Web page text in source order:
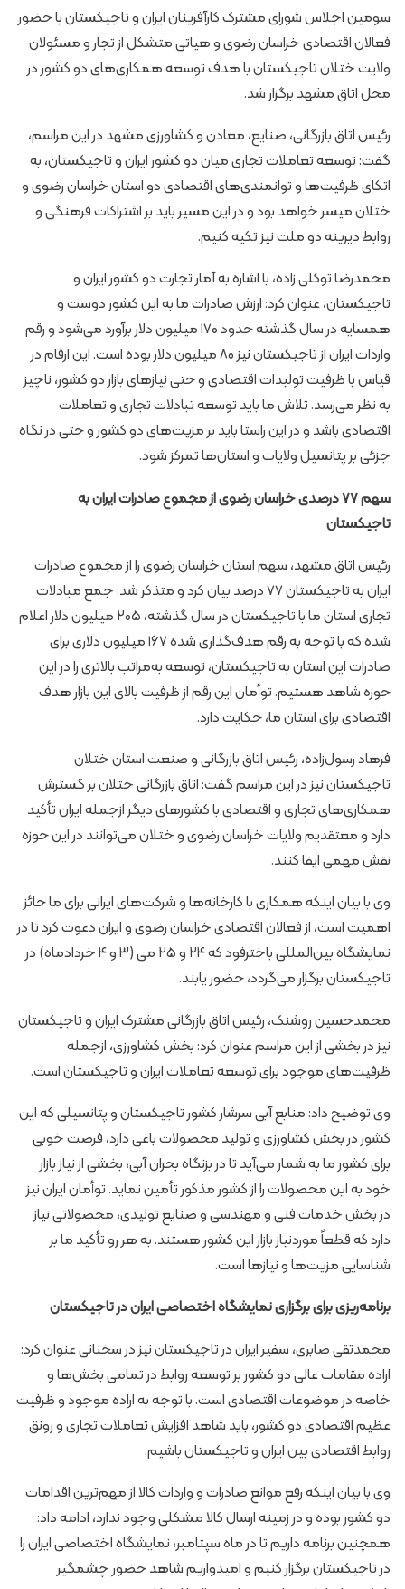
سومین اجلاس شورای مشترک کارآفرینان ایران و تاجیکستان با حضور
فعالان اقتصادی خراسان رضوی و هیاتی متشکل از تجار و مسئولان
ولایت ختلان تاجیکستان با هدف توسعه همکاری‌های دو کشور در
محل اتاق مشهد برگزار شد.
رئیس اتاق بازرگانی، صنایع، معادن و کشاورزی مشهد در این مراسم،
گفت: توسعه تعاملات تجاری میان دو کشور ایران و تاجیکستان، به
اتکای ظرفیت‌ها و توانمندی‌های اقتصادی دو استان خراسان رضوی و
ختلان میسر خواهد بود و در این مسیر باید بر اشتراکات فرهنگی و
روابط دیرینه دو ملت نیز تکیه کنیم.
محمدرضا توکلی زاده، با اشاره به آمار تجارت دو کشور ایران و
تاجیکستان، عنوان کرد: ارزش صادرات ما به این کشور دوست و
همسایه در سال گذشته حدود ۱۷۰ میلیون دلار برآورد می‌شود و رقم
واردات ایران از تاجیکستان نیز ۸۰ میلیون دلار بوده است. این ارقام در
قیاس با ظرفیت تولیدات اقتصادی و حتی نیازهای بازار دو کشور، ناچیز
به نظر می‌رسد. تلاش ما باید توسعه تبادلات تجاری و تعاملات
اقتصادی باشد و در این راستا باید بر مزیت‌های دو کشور و حتی در نگاه
جزئی بر پتانسیل ولایات و استان‌ها تمرکز شود.
سهم 77 درصدی خراسان رضوی از مجموع صادرات ایران به
تاجیکستان
رئیس اتاق مشهد، سهم استان خراسان رضوی را از مجموع صادرات
ایران به تاجیکستان ۷۷ درصد بیان کرد و متذکر شد: جمع مبادلات
تجاری استان ما با تاجیکستان در سال گذشته، ۲۰۵ میلیون دلار اعلام
شده که با توجه به رقم هدف‌گذاری شده ۱۶۷ میلیون دلاری برای
صادرات این استان به تاجیکستان، توسعه به‌مراتب بالاتری را در این
حوزه شاهد هستیم. توأمان این رقم از ظرفیت بالای این بازار هدف
اقتصادی برای استان ما، حکایت دارد.
فرهاد رسول‌زاده، رئیس اتاق بازرگانی و صنعت استان ختلان
تاجیکستان نیز در این مراسم گفت: اتاق بازرگانی ختلان بر گسترش
همکاری‌های تجاری و اقتصادی با کشورهای دیگر ازجمله ایران تأکید
دارد و معتقدیم ولایات خراسان رضوی و ختلان می‌توانند در این حوزه
نقش مهمی ایفا کنند.
وی با بیان اینکه همکاری با کارخانه‌ها و شرکت‌های ایرانی برای ما حائز
اهمیت است، از فعالان اقتصادی خراسان رضوی و ایران دعوت کرد تا در
نمایشگاه بین‌المللی باخترفود که ۲۴ و ۲۵ می (۳ و ۴ خردادماه) در
تاجیکستان برگزار می‌گردد، حضور یابند.
محمدحسین روشنک، رئیس اتاق بازرگانی مشترک ایران و تاجیکستان
نیز در بخشی از این مراسم عنوان کرد: بخش کشاورزی، ازجمله
ظرفیت‌های موجود برای توسعه تعاملات ایران و تاجیکستان است.
وی توضیح داد: منابع آبی سرشار کشور تاجیکستان و پتانسیلی که این
کشور در بخش کشاورزی و تولید محصولات باغی دارد، فرصت خوبی
برای کشور ما به شمار می‌آید تا در بزنگاه بحران آبی، بخشی از نیاز بازار
خود به این محصولات را از کشور مذکور تأمین نماید. توأمان ایران نیز
در بخش خدمات فنی و مهندسی و صنایع تولیدی، محصولاتی نیاز
دارد که قطعاً موردنیاز بازار این کشور هستند. به هر رو تأکید ما بر
شناسایی مزیت‌ها و نیازها است.
برنامه‌ریزی برای برگزاری نمایشگاه اختصاصی ایران در تاجیکستان
محمدتقی صابری، سفیر ایران در تاجیکستان نیز در سخنانی عنوان کرد:
اراده مقامات عالی دو کشور بر توسعه روابط در تمامی بخش‌ها و
خاصه در موضوعات اقتصادی است. با توجه به اراده موجود و ظرفیت
عظیم اقتصادی دو کشور، باید شاهد افزایش تعاملات تجاری و رونق
روابط اقتصادی بین ایران و تاجیکستان باشیم.
وی با بیان اینکه رفع موانع صادرات و واردات کالا از مهم‌ترین اقدامات
دو کشور بوده و در زمینه ارسال کالا مشکلی وجود ندارد، ادامه داد:
همچنین برنامه داریم تا در ماه سپتامبر، نمایشگاه اختصاصی ایران را
در تاجیکستان برگزار کنیم و امیدواریم شاهد حضور چشمگیر